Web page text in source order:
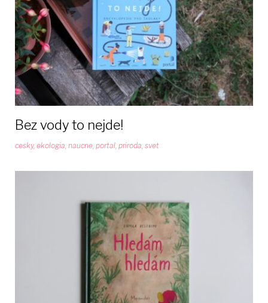
Bez vody to nejde!
cesky, ekologia naucne portal priroda svet